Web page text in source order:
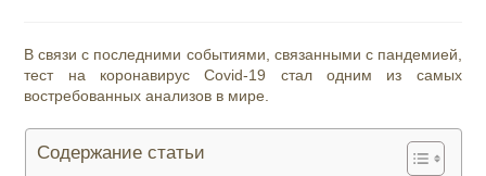
В связи с последними событиями, связанными с пандемией,
тест на коронавирус Covid-19 стал одним из самых
востребованных анализов в мире.
Содержание статьи